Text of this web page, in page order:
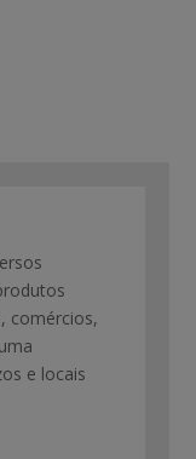
comércios,
e locais